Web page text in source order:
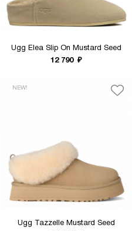
Ugg Elea Slip On Mustard Seed
12 790 ₽
NEW!
Ugg Tazzelle Mustard Seed